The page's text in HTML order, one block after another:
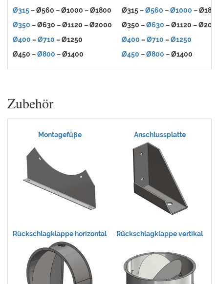
Ø315– Ø560 – Ø1000 – Ø1800 Ø315 –Ø560 –Ø1000 –
Ø350 – Ø630 – Ø1120 – Ø2000 Ø350 –Ø630 – Ø1120 –
Ø400 –Ø710 – Ø1250 Ø400 –Ø710 –Ø1250
Ø450 –Ø800 – Ø1400 Ø450 –Ø800 – Ø1400
Zubehör
Montagefüβe Anschlussplatte
Rückschlagklappe horizontal Rückschlagklappe vertikal